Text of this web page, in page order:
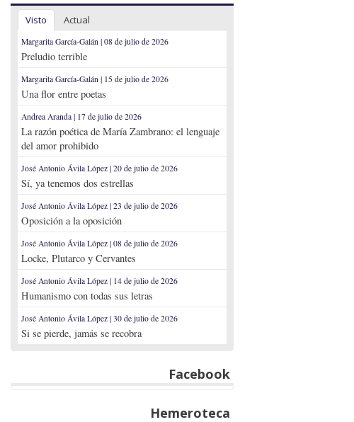
Visto Actual
Margarita García-Galán | 08 de julio de 2026
Preludio terrible
Margarita García-Galán | 15 de julio de 2026
Una flor entre poetas
Andrea Aranda | 17 de julio de 2026
La razón poética de María Zambrano: el lenguaje
del amor prohibido
José Antonio Ávila López | 20 de julio de 2026
Sí, ya tenemos dos estrellas
José Antonio Ávila López | 23 de julio de 2026
Oposición a la oposición
José Antonio Ávila López | 08 de julio de 2026
Locke, Plutarco y Cervantes
José Antonio Ávila López | 14 de julio de 2026
Humanismo con todas sus letras
José Antonio Ávila López | 30 de julio de 2026
Si se pierde, jamás se recobra
Facebook
Hemeroteca